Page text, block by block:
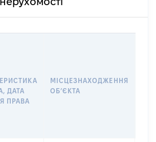
ДАТА
ПРАВА
МІСЦЕЗНАХОДЖЕННЯ
ОБʼЄКТА